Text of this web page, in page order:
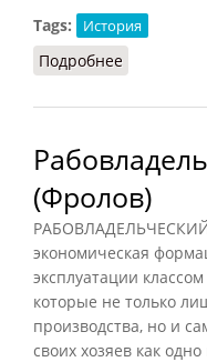
Tags:
История
Подробнее
(Фролов)
экономическая
эксплуатации
которые не только
производства, но и
своих хозяев как